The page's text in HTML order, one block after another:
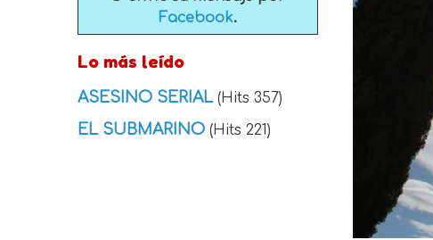
Facebook.
Lo más leído
ASESINO SERIAL (Hits 357)
EL SUBMARINO (Hits 221)